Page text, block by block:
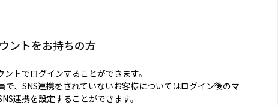
ントをお持ちの方
ントでログインすることができます。
で、SNS連携をされていないお客様についてはログイン後のマ
連携を設定することができます。